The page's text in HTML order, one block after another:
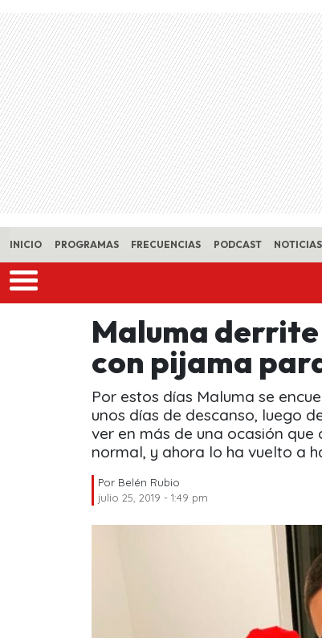
Skip to main content
INICIO PROGRAMAS FRECUENCIAS PODCAST NOTICIAS
Maluma
con pijama
Por estos días Maluma se
unos días de descanso, luego
ver en más de una ocasión
normal, y ahora lo ha vuelto a
Por Belén Rubio
julio 25, 2019 - 1:49 pm